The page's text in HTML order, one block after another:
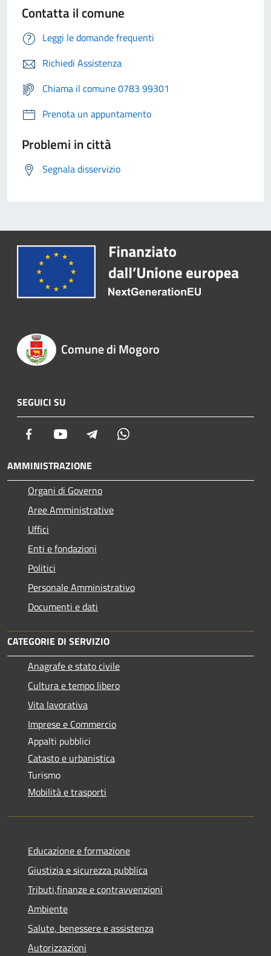
Contatta il comune
Leggi le domande frequenti
Richiedi Assistenza
Chiama il comune 0783 99301
Prenota un appuntamento
Problemi in città
Segnala disservizio
Comune di Mogoro
SEGUICI SU
Facebook Youtube Telegram
AMMINISTRAZIONE
Organi di Governo
Aree Amministrative
Uffici
Enti e fondazioni
Politici
Personale Amministrativo
Documenti e dati
CATEGORIE DI SERVIZIO
Anagrafe e stato civile
Cultura e tempo libero
Vita lavorativa
Imprese e Commercio
Appalti pubblici
Catasto e urbanistica
Turismo
Mobilità e trasporti
Educazione e formazione
Giustizia e sicurezza pubblica
Tributi,finanze e contravvenzioni
Ambiente
Salute, benessere e assistenza
Autorizzazioni